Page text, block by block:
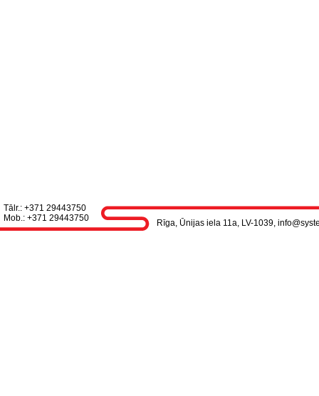
Tālr.: +371 29443750
Mob.: +371 29443750
Rīga, Ūnijas iela 11a, LV-1039,